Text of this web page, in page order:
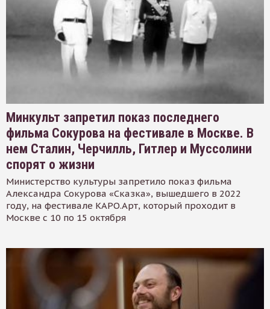
Минкульт запретил показ последнего
фильма Сокурова на фестивале в Москве. В
нем Сталин, Черчилль, Гитлер и Муссолини
спорят о жизни
Министерство культуры запретило показ фильма
Александра Сокурова «Сказка», вышедшего в 2022
году, на фестивале КАРО.Арт, который проходит в
Москве с 10 по 15 октября